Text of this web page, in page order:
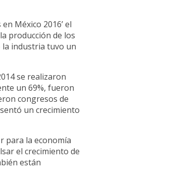
México 2016’ el
producción de los
la industria tuvo un
se realizaron
un 69%, fueron
congresos de
un crecimiento
para la economía
el crecimiento de
están